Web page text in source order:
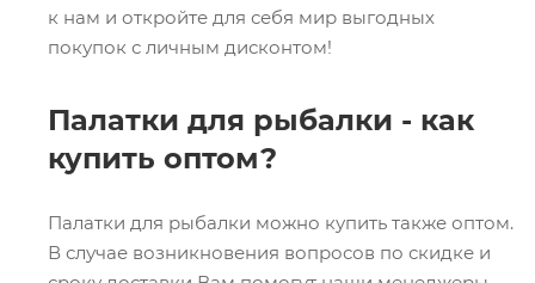
к нам и откройте для себя мир выгодных
покупок с личным дисконтом!
Палатки для рыбалки - как
купить оптом?
Палатки для рыбалки можно купить также оптом.
В случае возникновения вопросов по скидке и